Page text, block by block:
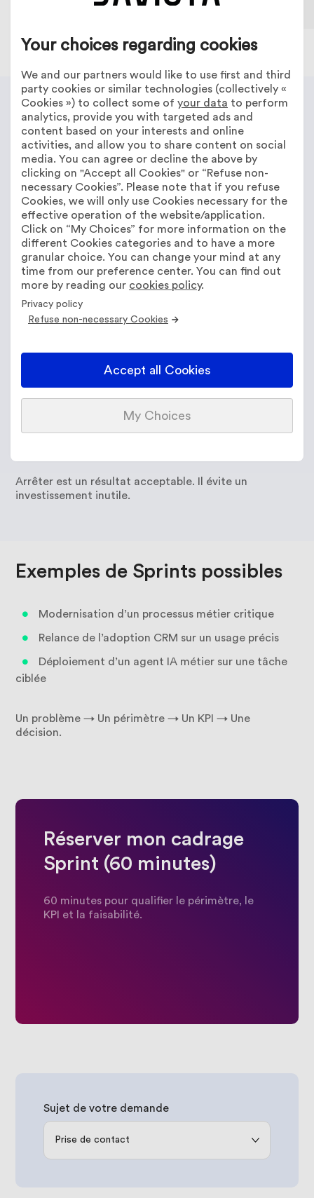
Ce que ce Sprint n’est pas
Pas une démo commerciale
Pas un audit théorique
Pas un projet déguisé
Pas une promesse de ROI à l’avance
Tout ce qui ne contribue pas à la décision est exclu.
Résultat attendu
Si le sujet mérite un déploiement plus large
Quel périmètre scaler
Arrêter est un résultat acceptable. Il évite un
investissement inutile.
Exemples de Sprints possibles
Modernisation d’un processus métier critique
Relance de l’adoption CRM sur un usage précis
Déploiement d’un agent IA métier sur une tâche
ciblée
Un problème → Un périmètre → Un KPI → Une
décision.
Réserver mon cadrage
Sprint (60 minutes)
60 minutes pour qualifier le périmètre, le
KPI et la faisabilité.
Sujet de votre demande
Your choices regarding cookies
We and our partners would like to use first and third
party cookies or similar technologies (collectively «
Cookies ») to collect some of your data to perform
analytics, provide you with targeted ads and
content based on your interests and online
activities, and allow you to share content on social
media. You can agree or decline the above by
clicking on "Accept all Cookies" or “Refuse non-
necessary Cookies”. Please note that if you refuse
Cookies, we will only use Cookies necessary for the
effective operation of the website/application.
Click on “My Choices” for more information on the
different Cookies categories and to have a more
granular choice. You can change your mind at any
time from our preference center. You can find out
more by reading our cookies policy.
Privacy policy
Refuse non-necessary Cookies
Accept all Cookies
My Choices